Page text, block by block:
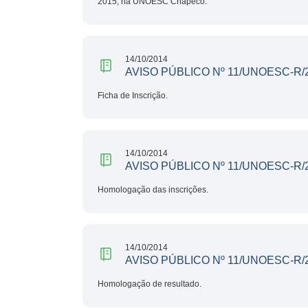
14/10/2014
AVISO PÚBLICO Nº 11/UNOESC-R/
Ficha de Inscrição.
14/10/2014
AVISO PÚBLICO Nº 11/UNOESC-R/
Homologação das inscrições.
14/10/2014
AVISO PÚBLICO Nº 11/UNOESC-R/
Homologação de resultado.